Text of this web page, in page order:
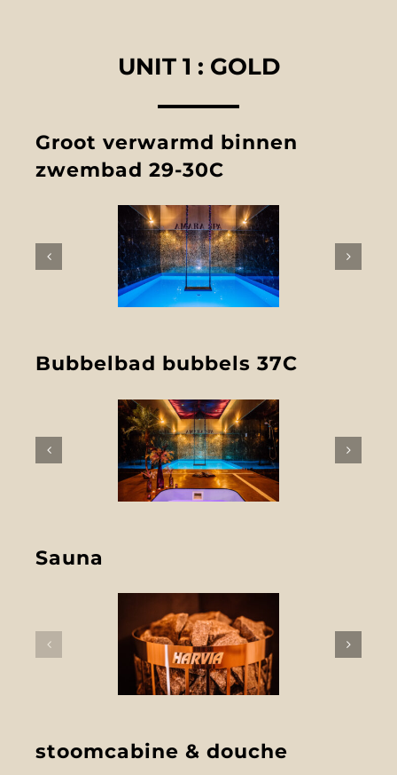
OPENINGSTIJDEN
CONTACT
UNIT 1 : GOLD
Groot verwarmd binnen
zwembad 29-30C
Bubbelbad bubbels 37C
Sauna
stoomcabine & douche